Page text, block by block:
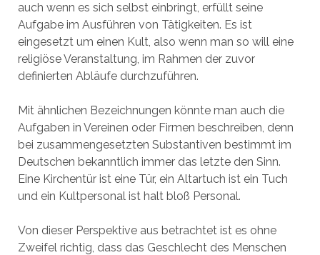
auch wenn es sich selbst einbringt, erfüllt seine
Aufgabe im Ausführen von Tätigkeiten. Es ist
eingesetzt um einen Kult, also wenn man so will eine
religiöse Veranstaltung, im Rahmen der zuvor
definierten Abläufe durchzuführen.
Mit ähnlichen Bezeichnungen könnte man auch die
Aufgaben in Vereinen oder Firmen beschreiben, denn
bei zusammengesetzten Substantiven bestimmt im
Deutschen bekanntlich immer das letzte den Sinn.
Eine Kirchentür ist eine Tür, ein Altartuch ist ein Tuch
und ein Kultpersonal ist halt bloß Personal.
Von dieser Perspektive aus betrachtet ist es ohne
Zweifel richtig, dass das Geschlecht des Menschen